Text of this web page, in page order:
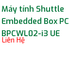
Máy tính Shuttle
Embedded Box PC
BPCWL02-i3 UE
Liên Hệ